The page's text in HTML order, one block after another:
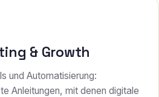
& Growth
und Automatisierung:
Anleitungen, mit denen digitale